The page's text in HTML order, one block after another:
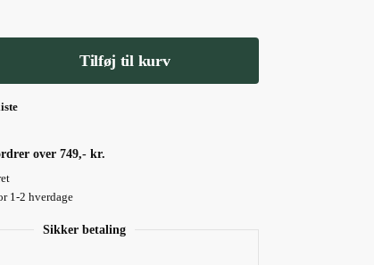
Tilføj til kurv
over 749,- kr.
1-2 hverdage
Sikker betaling